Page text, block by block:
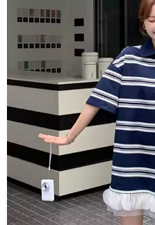
３．安心：先確認商品／服務後，再
【「AFTEE先享後付」結帳流程】
１．於結帳方式選擇「AFTEE先享後
結帳頁面，進行簡訊認證並確認金額
２．訂單成立數日內，您將收到繳費
３．收到繳費通知簡訊後14天內，
ATM／網路銀行／等多元方式進行
※ 請注意：結帳手續完成當下不需
購買商品的店家。未經商家同意取
後付繳納相關費用。
※ 交易是否成功請以「AFTEE先享
是否繳費成功／繳費後需取消欲退款
客戶支援中心」https://
【注意事項】
１．透過由恩沛科技股份有限公司提
易，需依本服務之必要範圍內提供個
全家取貨付款
每筆NT$80，滿NT$1,500(含以
付款後全家取貨
每筆NT$80，滿NT$1,500(含以
每筆NT$80，滿NT$1,500(含以
付款後萊爾富取貨
每筆NT$80，滿NT$1,500(含以
離島取貨加價40
每筆NT$80，滿NT$1,500(含以